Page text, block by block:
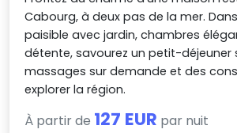
Cabourg, à deux pas de la mer.
paisible avec jardin, chambres
détente, savourez un petit-déjeuner
massages sur demande et des
explorer la région.
À partir de 127 EUR par nuit